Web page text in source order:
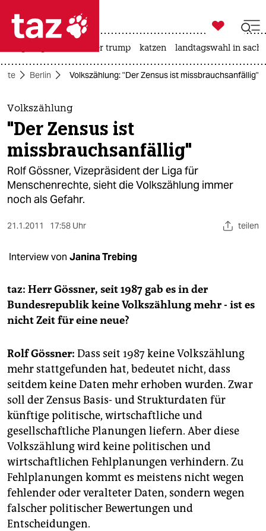
 taz zahl ich
taz zahl ich
themen
politik
öko
gesellschaft
nord
wahrheit
verlag
verlag
veranstaltungen
shop
fragen & hilfe
unterstützen
abo
genossenschaft

taz zahl ich
usa unter trump katzen landtagswahl in
Berlin Volkszählung: "Der Zensus ist missbrauchsanfällig"
Volkszählung
"Der Zensus ist
missbrauchsanfällig"
Rolf Gössner, Vizepräsident der Liga für
Menschenrechte, sieht die Volkszählung immer
noch als Gefahr.
21.1.2011 17:58 Uhr teilen
Interview von Janina Trebing
taz: Herr Gössner, seit 1987 gab es in der
Bundesrepublik keine Volkszählung mehr - ist es
nicht Zeit für eine neue?
Rolf Gössner: Dass seit 1987 keine Volkszählung
mehr stattgefunden hat, bedeutet nicht, dass
seitdem keine Daten mehr erhoben wurden. Zwar
soll der Zensus Basis- und Strukturdaten für
künftige politische, wirtschaftliche und
gesellschaftliche Planungen liefern. Aber diese
Volkszählung wird keine politischen und
wirtschaftlichen Fehlplanungen verhindern. Zu
Fehlplanungen kommt es meistens nicht wegen
fehlender oder veralteter Daten, sondern wegen
falscher politischer Bewertungen und
Entscheidungen.